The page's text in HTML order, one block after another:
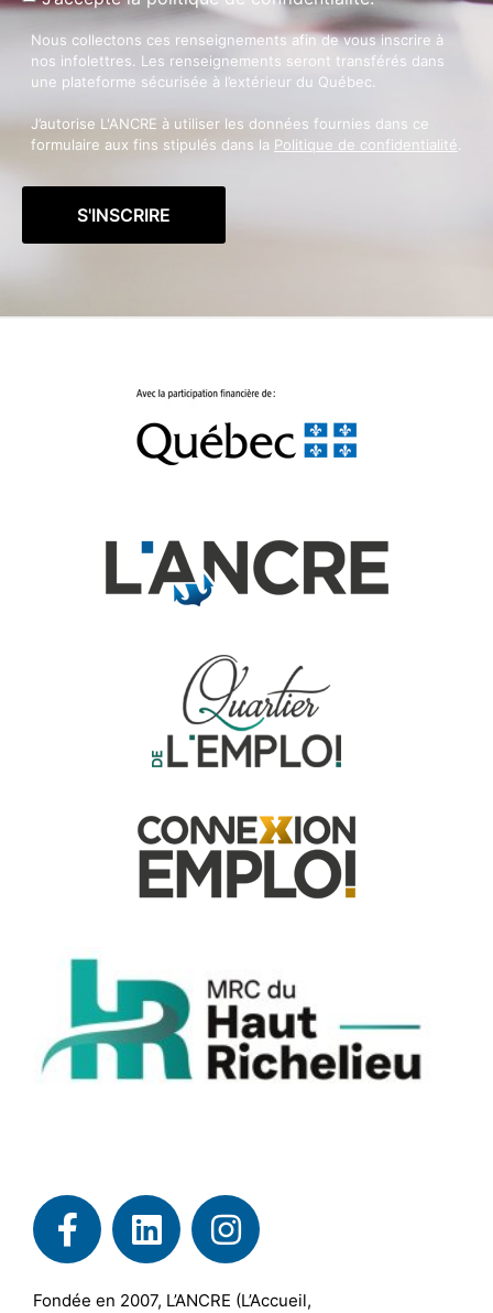
Nous collectons ces renseignements afin de vous inscrire à
nos infolettres. Les renseignements seront transférés dans
une plateforme sécurisée à l’extérieur du Québec.
J’autorise L'ANCRE à utiliser les données fournies dans ce
formulaire aux fins stipulés dans la Politique de confidentialité
Fondée en 2007, L’ANCRE (L’Accueil,